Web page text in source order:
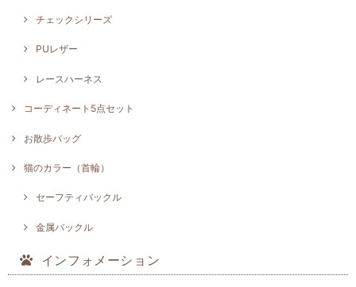
チェックシリーズ
PUレザー
レースハーネス
コーディネート5点セット
お散歩バッグ
猫のカラー（首輪）
セーフティバックル
金属バックル
インフォメーション